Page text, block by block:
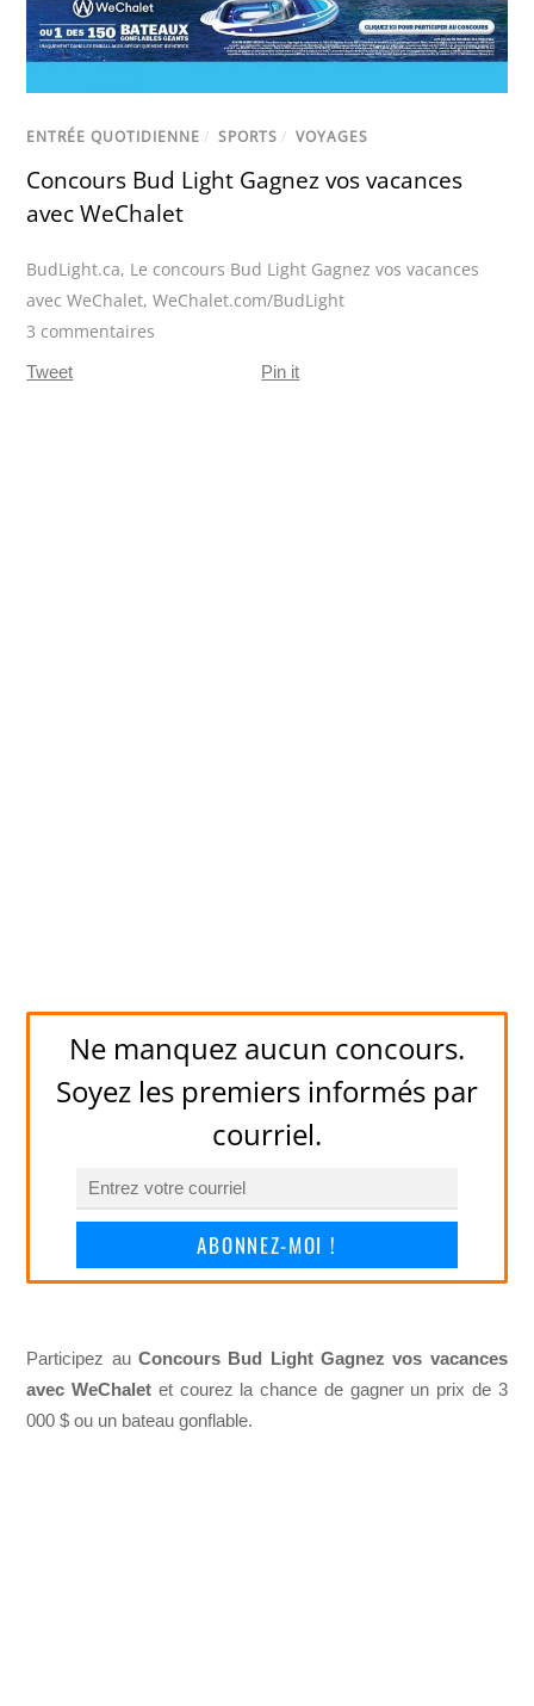
ENTRÉE QUOTIDIENNE / SPORTS / VOYAGES
Concours Bud Light Gagnez vos vacances
avec WeChalet
BudLight.ca, Le concours Bud Light Gagnez vos vacances
avec WeChalet,WeChalet.com/BudLight
3 commentaires
Tweet Pin it
Ne manquez aucun concours.
Soyez les premiers informés par
courriel.
ABONNEZ-MOI !
Participez auConcours Bud Light Gagnez vos vacances
avec WeChalet et courez la chance de gagner un prix de 3
000 $ ou un bateau gonflable.